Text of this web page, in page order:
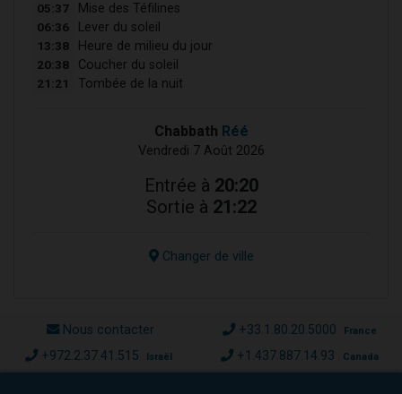
05:37 Mise des Téfilines
06:36 Lever du soleil
13:38 Heure de milieu du jour
20:38 Coucher du soleil
21:21 Tombée de la nuit
Chabbath Réé
Vendredi 7 Août 2026
Entrée à 20:20
Sortie à 21:22
Changer de ville
Nous contacter +33.1.80.20.5000 France
+972.2.37.41.515 Israël +1.437.887.14.93 Canada